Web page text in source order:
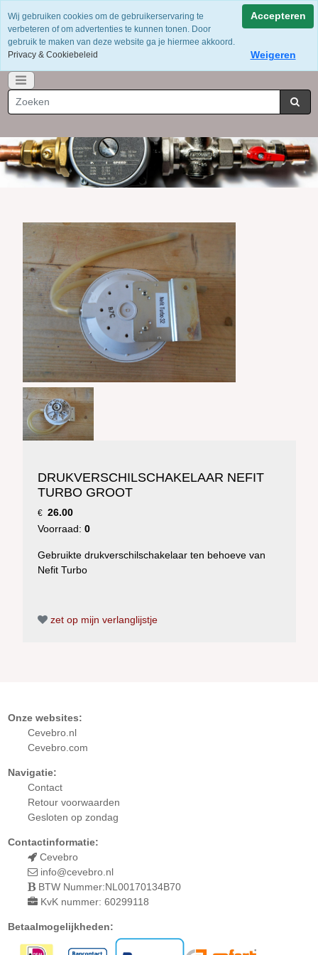
Voor 12 uur besteld = dezelfde dag verzonden
Gratis verzending vanaf €75
Whatsapp 06-49141184
DRUKVERSCHILSCHAKELAAR NEFIT
TURBO GROOT
€ 26.00
Voorraad: 0
Gebruikte drukverschilschakelaar ten behoeve van
Nefit Turbo
zet op mijn verlanglijstje
Onze websites:
Cevebro.nl
Cevebro.com
Navigatie:
Contact
Retour voorwaarden
Gesloten op zondag
Contactinformatie:
Cevebro
info@cevebro.nl
BTW Nummer:NL00170134B70
KvK nummer: 60299118
Betaalmogelijkheden:
Wij gebruiken cookies om de gebruikerservaring te
verbeteren of om advertenties te kunnen tonen. Door
gebruik te maken van deze website ga je hiermee akkoord.
Privacy & Cookiebeleid
Accepteren
Weigeren